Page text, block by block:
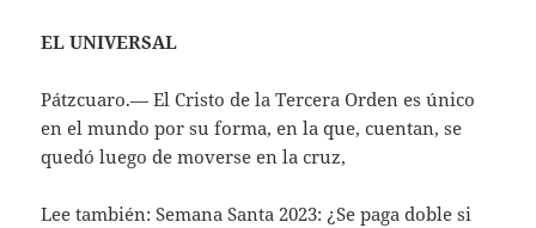
EL UNIVERSAL
Pátzcuaro.— El Cristo de la Tercera Orden es único
en el mundo por su forma, en la que, cuentan, se
quedó luego de moverse en la cruz,
Lee también: Semana Santa 2023: ¿Se paga doble si